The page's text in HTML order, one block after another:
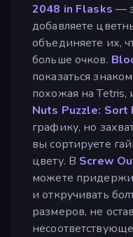
2048 in Flasks —
добавляете
объединяете их,
больше очков.
показаться
похожая на
Nuts Puzzle: Sort
графику, но
вы сортируете
цвету. В Screw
можете
и откручивать
размеров, не